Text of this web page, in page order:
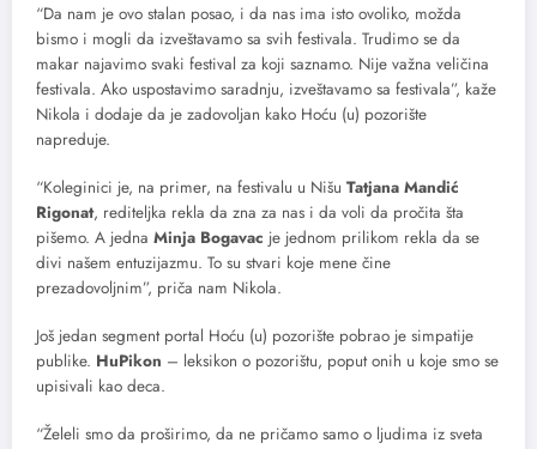
“Da nam je ovo stalan posao, i da nas ima isto ovoliko, možda
bismo i mogli da izveštavamo sa svih festivala. Trudimo se da
makar najavimo svaki festival za koji saznamo. Nije važna veličina
festivala. Ako uspostavimo saradnju, izveštavamo sa festivala”, kaže
Nikola i dodaje da je zadovoljan kako Hoću (u) pozorište
napreduje.
“Koleginici je, na primer, na festivalu u Nišu Tatjana Mandić
Rigonat, rediteljka rekla da zna za nas i da voli da pročita šta
pišemo. A jedna Minja Bogavac je jednom prilikom rekla da se
divi našem entuzijazmu. To su stvari koje mene čine
prezadovoljnim”, priča nam Nikola.
Još jedan segment portal Hoću (u) pozorište pobrao je simpatije
publike. HuPikon – leksikon o pozorištu, poput onih u koje smo se
upisivali kao deca.
“Želeli smo da proširimo, da ne pričamo samo o ljudima iz sveta